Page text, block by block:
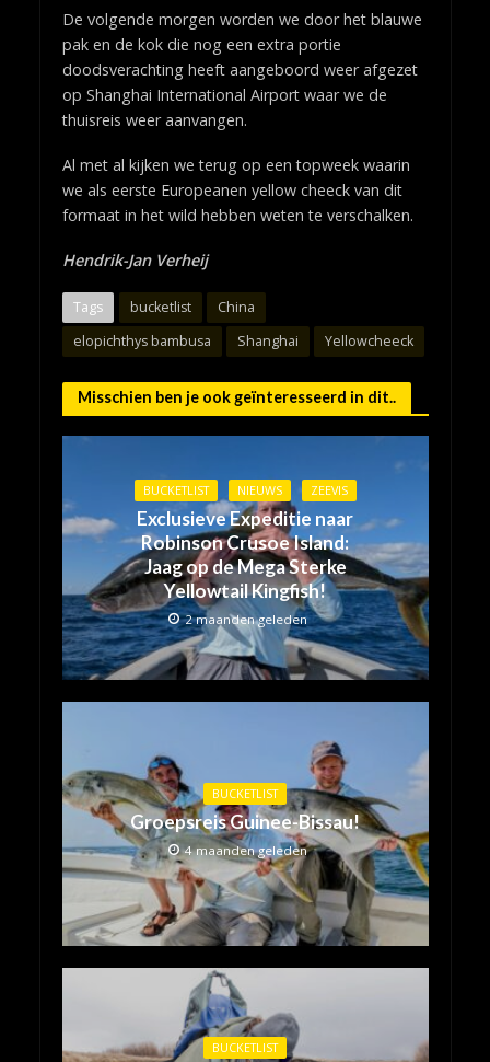
De volgende morgen worden we door het blauwe
pak en de kok die nog een extra portie
doodsverachting heeft aangeboord weer afgezet
op Shanghai International Airport waar we de
thuisreis weer aanvangen.
Al met al kijken we terug op een topweek waarin
we als eerste Europeanen yellow cheeck van dit
formaat in het wild hebben weten te verschalken.
Hendrik-Jan Verheij
Tags bucketlist
China
elopichthys bambusa
Shanghai Yellowcheeck
Misschien ben je ook geïnteresseerd in dit..
BUCKETLIST NIEUWS ZEEVIS
Exclusieve Expeditie naar
Robinson Crusoe Island:
Jaag op de Mega Sterke
Yellowtail Kingfish!
2 maanden geleden
BUCKETLIST
Groepsreis Guinee-Bissau!
4 maanden geleden
BUCKETLIST